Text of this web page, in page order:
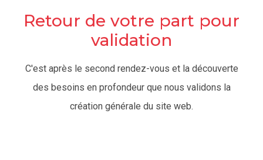
Retour de votre part pour
validation
C'est après le second rendez-vous et la découverte
des besoins en profondeur que nous validons la
création générale du site web.